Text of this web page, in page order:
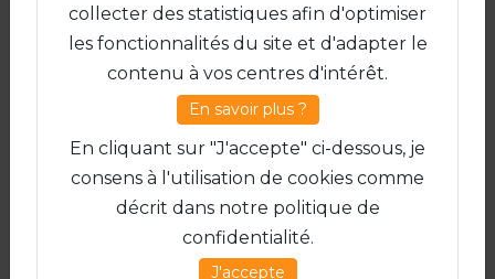
Conditions d'utilisation
Politique de confidentialité
Gérer les cookies
Sources et critères
ÉDITION INTERNATIONALE CONTENTGENEMD
en anglais
en espagnol
en français
en allemand
collecter des statistiques afin d'optimiser
les fonctionnalités du site et d'adapter le
contenu à vos centres d'intérêt.
En savoir plus ?
En cliquant sur "J'accepte" ci-dessous, je
consens à l'utilisation de cookies comme
décrit dans notre politique de
confidentialité.
J'accepte